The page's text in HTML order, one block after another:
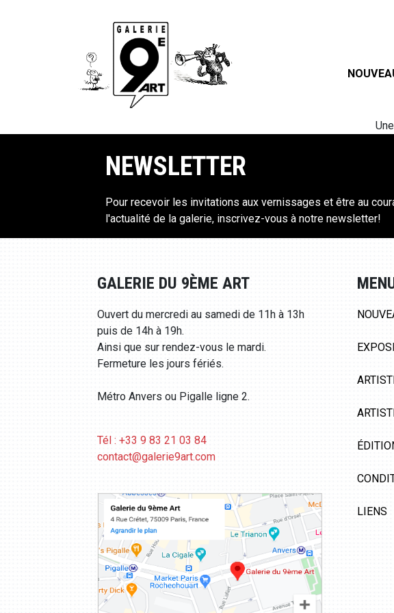
NEWSLETTER
Pour recevoir les invitations aux vernissages et être au
l'actualité de la galerie, inscrivez-vous à notre newsletter!
GALERIE DU 9ÈME ART
Ouvert du mercredi au samedi de 11h à 13h
puis de 14h à 19h.
Ainsi que sur rendez-vous le mardi.
Fermeture les jours fériés.
Métro Anvers ou Pigalle ligne 2.
Tél : +33 9 83 21 03 84
contact@galerie9art.com
LIENS